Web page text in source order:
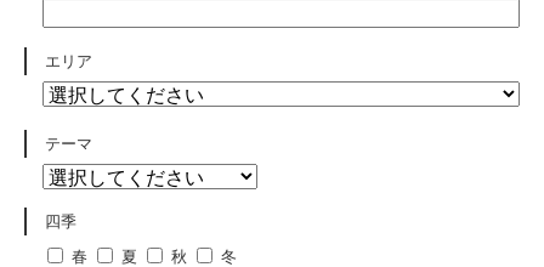
エリア
テーマ
四季
春
夏 秋 冬